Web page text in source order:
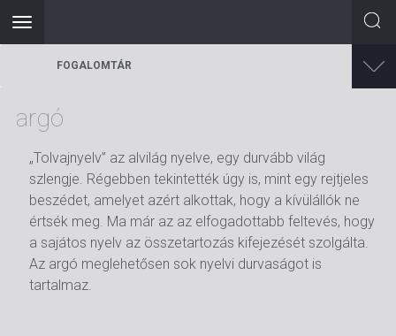
Toggle
navigation
FOGALOMTÁR
argó
„Tolvajnyelv” az alvilág nyelve, egy durvább világ
szlengje. Régebben tekintették úgy is, mint egy rejtjeles
beszédet, amelyet azért alkottak, hogy a kívülállók ne
értsék meg. Ma már az az elfogadottabb feltevés, hogy
a sajátos nyelv az összetartozás kifejezését szolgálta.
Az argó meglehetősen sok nyelvi durvaságot is
tartalmaz.